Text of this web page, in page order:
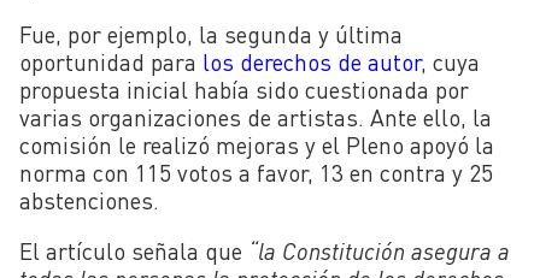
Fue, por ejemplo, la segunda y última
oportunidad para los derechos de autor, cuya
propuesta inicial había sido cuestionada por
varias organizaciones de artistas. Ante ello, la
comisión le realizó mejoras y el Pleno apoyó la
norma con 115 votos a favor, 13 en contra y 25
abstenciones.
El artículo señala que “la Constitución asegura a